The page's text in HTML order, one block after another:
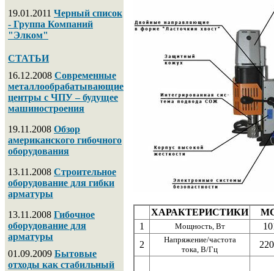
19.01.2011 Черный список
- Группа Компаний
"Элком"
СТАТЬИ
16.12.2008 Современные
металлообрабатывающие
центры с ЧПУ – будущее
машиностроения
19.11.2008 Обзор
американского гибочного
оборудования
13.11.2008 Строительное
оборудование для гибки
арматуры
13.11.2008 Гибочное
оборудование для
арматуры
01.09.2009 Бытовые
отходы как стабильный
ХАРАКТЕРИСТИКИ
1
Мощность, Вт
2
Напряжение/частота
тока, В/Гц